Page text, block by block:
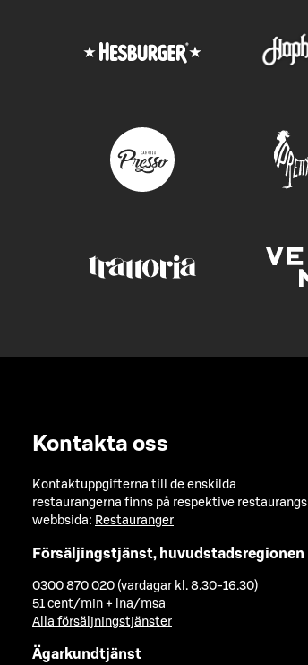
Kontakta oss
Kontaktuppgifterna till de enskilda
restaurangerna finns på respektive restaurangs
webbsida: Restauranger
Försäljingstjänst, huvudstadsregionen
0300 870 020 (vardagar kl. 8.30-16.30)
51 cent/min + lna/msa
Alla försäljningstjänster
Ägarkundtjänst